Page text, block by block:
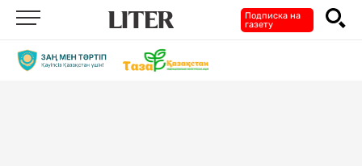
Подписка на
газету